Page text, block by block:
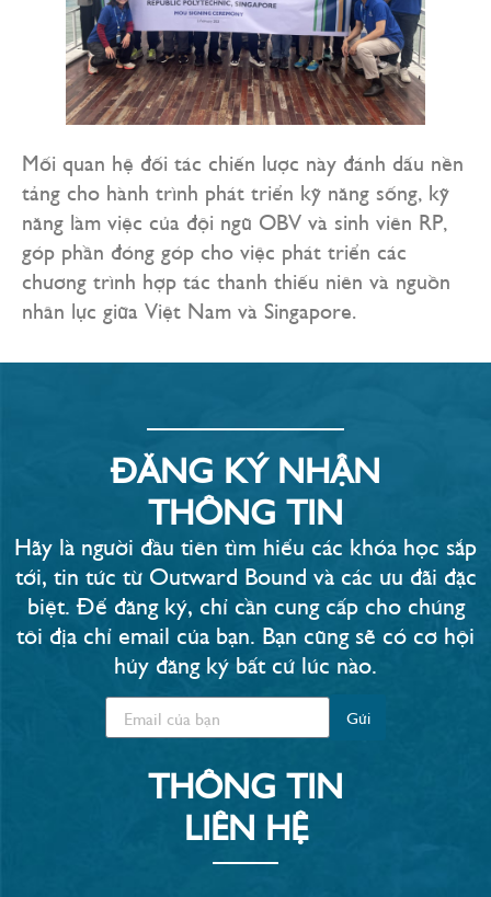
Mối quan hệ đối tác chiến lược này đánh dấu nền
tảng cho hành trình phát triển kỹ năng sống, kỹ
năng làm việc của đội ngũ OBV và sinh viên RP,
góp phần đóng góp cho việc phát triển các
chương trình hợp tác thanh thiếu niên và nguồn
nhân lực giữa Việt Nam và Singapore.
ĐĂNG KÝ NHẬN
THÔNG TIN
Hãy là người đầu tiên tìm hiểu các khóa học sắp
tới, tin tức từ Outward Bound và các ưu đãi đặc
biệt. Để đăng ký, chỉ cần cung cấp cho chúng
tôi địa chỉ email của bạn. Bạn cũng sẽ có cơ hội
hủy đăng ký bất cứ lúc nào.​
Gửi
THÔNG TIN
LIÊN HỆ